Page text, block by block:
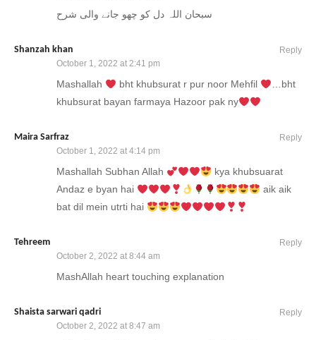
سبحان اللہ دل کو چھو جانے والی شرح
Shanzah khan
October 1, 2022 at 2:41 pm
Mashallah bht khubsurat r pur noor Mehfil
…bht
khubsurat bayan farmaya Hazoor pak ny
Reply
Maira Sarfraz
October 1, 2022 at 4:14 pm
Mashallah Subhan Allah
kya khubsuarat
Andaz e byan hai
aik aik
bat dil mein utrti hai
Reply
Tehreem
October 2, 2022 at 8:44 am
MashAllah heart touching explanation
Reply
Shaista sarwari qadri
October 2, 2022 at 8:47 am
Reply